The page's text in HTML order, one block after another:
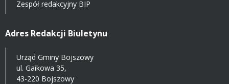
Zespół redakcyjny BIP
Adres Redakcji Biuletynu
Urząd Gminy Bojszowy
ul. Gaikowa 35,
43-220 Bojszowy